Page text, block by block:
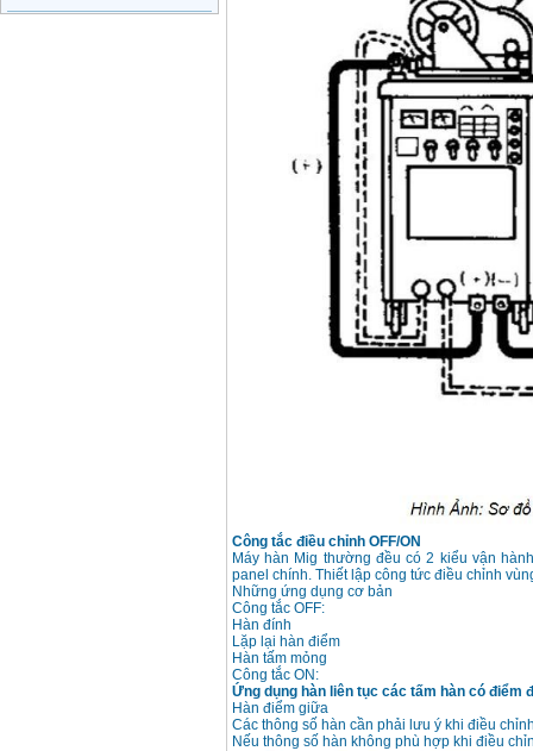
May han que dien tu
Công tắc điều chỉnh OFF/ON
Máy hàn Mig thường đều có 2 kiểu vận
panel chính. Thiết lập công tức điều chỉnh
Những ứng dụng cơ bản
Công tắc OFF:
Hàn đính
Lặp lại hàn điểm
Hàn tấm mỏng
Công tắc ON:
Ứng dụng hàn liên tục các tấm hàn có điểm
Hàn điểm giữa
Các thông số hàn cần phải lưu ý khi điều
Nếu thông số hàn không phù hợp khi điều